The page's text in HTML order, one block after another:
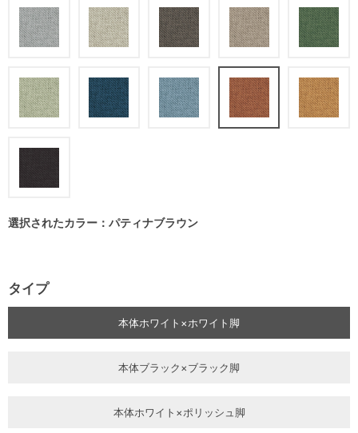
選択されたカラー：パティナブラウン
タイプ
本体ホワイト×ホワイト脚
本体ブラック×ブラック脚
本体ホワイト×ポリッシュ脚